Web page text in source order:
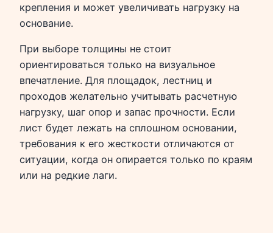
крепления и может увеличивать нагрузку на
основание.
При выборе толщины не стоит
ориентироваться только на визуальное
впечатление. Для площадок, лестниц и
проходов желательно учитывать расчетную
нагрузку, шаг опор и запас прочности. Если
лист будет лежать на сплошном основании,
требования к его жесткости отличаются от
ситуации, когда он опирается только по краям
или на редкие лаги.